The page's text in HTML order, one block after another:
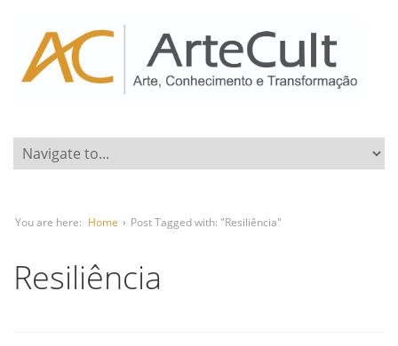
You are here: Home › Post Tagged with: "Resiliência"
Resiliência